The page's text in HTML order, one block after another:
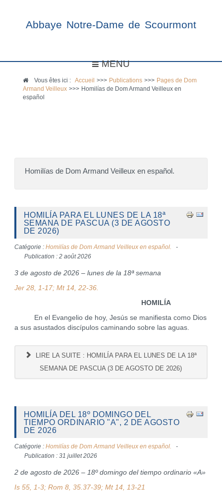
Abbaye Notre-Dame de Scourmont
MENU
Vous êtes ici :Accueil >>> Publications >>> Pages de Dom
Armand Veilleux >>> Homilías de Dom Armand Veilleux en
español
Homilías de Dom Armand Veilleux en español.
HOMILÍA PARA EL LUNES DE LA 18ª
SEMANA DE PASCUA (3 DE AGOSTO
DE 2026)
Catégorie : Homilías de Dom Armand Veilleux en español.
Publication : 2 août 2026
3 de agosto de 2026 – lunes de la 18ª semana
Jer 28, 1-17; Mt 14, 22-36.
HOMILÍA
En el Evangelio de hoy, Jesús se manifiesta como Dios
a sus asustados discípulos caminando sobre las aguas.
LIRE LA SUITE : HOMILÍA PARA EL LUNES DE LA 18ª
SEMANA DE PASCUA (3 DE AGOSTO DE 2026)
HOMILÍA DEL 18º DOMINGO DEL
TIEMPO ORDINARIO "A", 2 DE AGOSTO
DE 2026
Catégorie : Homilías de Dom Armand Veilleux en español.
Publication : 31 juillet 2026
2 de agosto de 2026 – 18º domingo del tiempo ordinario «A»
Is 55, 1-3; Rom 8, 35.37-39; Mt 14, 13-21